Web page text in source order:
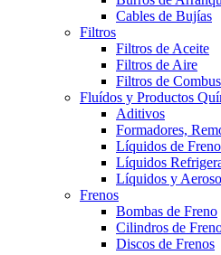
Cables de Bujías
Filtros
Filtros de Aceite
Filtros de Aire
Filtros de
Fluídos y Productos
Aditivos
Formadores,
Líquidos de
Líquidos
Líquidos y
Frenos
Bombas de Freno
Cilindros de
Discos de Frenos